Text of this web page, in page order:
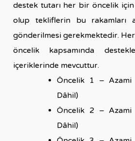
destek tutarı her bir öncelik
olup tekliflerin bu rakamları
gönderilmesi gerekmektedir.
öncelik kapsamında
içeriklerinde mevcuttur.
Öncelik 1 – Azami
Dâhil)
Öncelik 2 – Azami
Dâhil)